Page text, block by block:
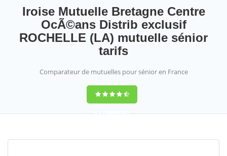
Iroise Mutuelle Bretagne Centre
OcÃ©ans Distrib exclusif
ROCHELLE (LA) mutuelle sénior
tarifs
Comparateur de mutuelles pour sénior en France
9,2(100%)452